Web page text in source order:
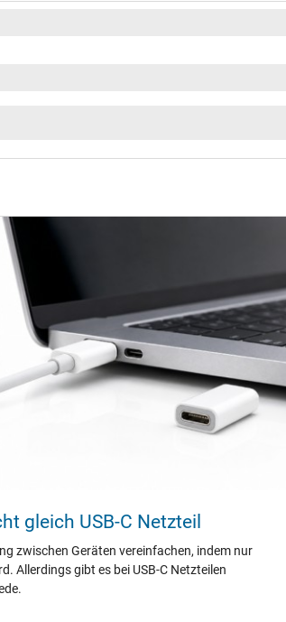
gleich USB-C Netzteil
zwischen Geräten vereinfachen, indem nur
Allerdings gibt es bei USB-C Netzteilen